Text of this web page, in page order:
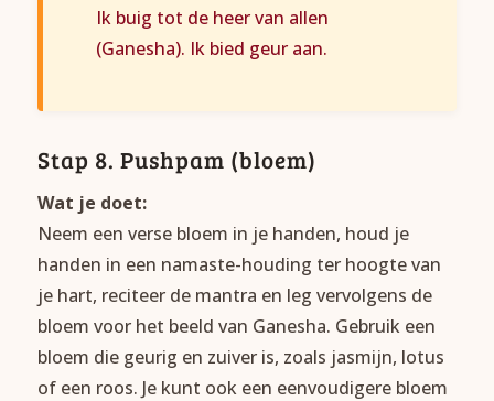
Ik buig tot de heer van allen
(Ganesha). Ik bied geur aan.
Stap 8. Pushpam (bloem)
Wat je doet:
Neem een verse bloem in je handen, houd je
handen in een namaste-houding ter hoogte van
je hart, reciteer de mantra en leg vervolgens de
bloem voor het beeld van Ganesha. Gebruik een
bloem die geurig en zuiver is, zoals jasmijn, lotus
of een roos. Je kunt ook een eenvoudigere bloem